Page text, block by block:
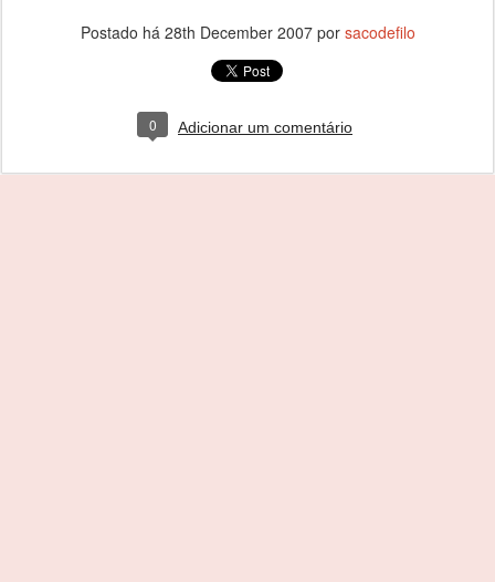
Postado há 28th December 2007por sacodefilo
0 Adicionar um comentário